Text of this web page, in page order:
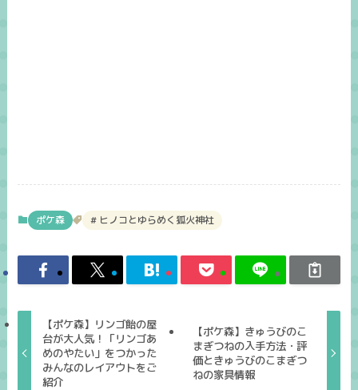
ポケ森 ヒノコとゆらめく狐火神社
【ポケ森】リンゴ飴の屋
台が大人気！「リンゴあ
めのやたい」をつかった
みんなのレイアウトをご
紹介
【ポケ森】きゅうびのこ
まぎつねの入手方法・評
価ときゅうびのこまぎつ
ねの家具情報